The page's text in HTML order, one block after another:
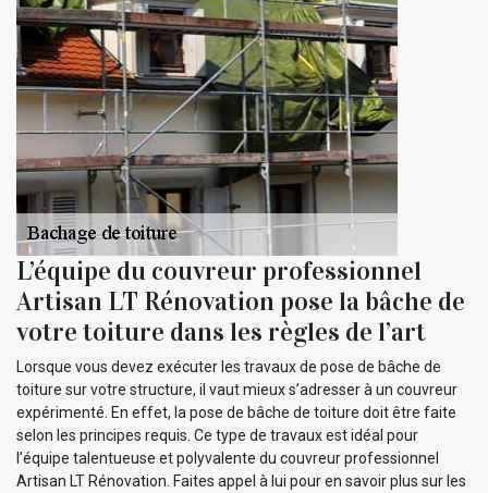
L’équipe du couvreur professionnel
Artisan LT Rénovation pose la bâche de
votre toiture dans les règles de l’art
Lorsque vous devez exécuter les travaux de pose de bâche de
toiture sur votre structure, il vaut mieux s’adresser à un couvreur
expérimenté. En effet, la pose de bâche de toiture doit être faite
selon les principes requis. Ce type de travaux est idéal pour
l’équipe talentueuse et polyvalente du couvreur professionnel
Artisan LT Rénovation. Faites appel à lui pour en savoir plus sur les